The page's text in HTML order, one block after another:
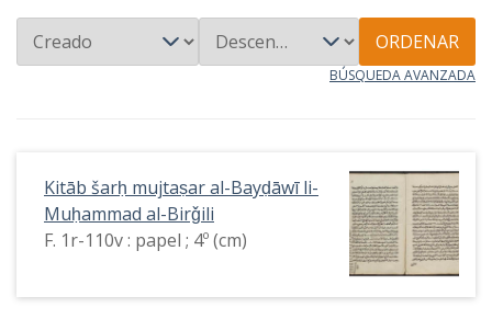
ORDENAR
BÚSQUEDA AVANZADA
Kitāb šarḥ mujtaṣar al-Bayḍāwī li-
Muḥammad al-Birǧili
F. 1r-110v : papel ; 4º (cm)